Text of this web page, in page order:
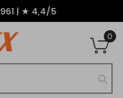
| ★ 4,4/5
0